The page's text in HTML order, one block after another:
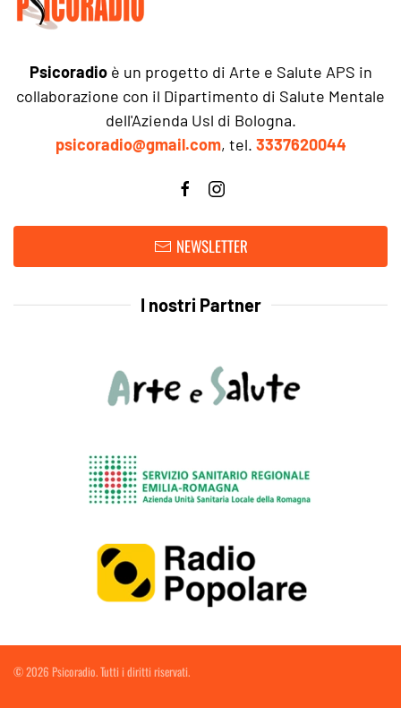
Psicoradioè un progetto di Arte e Salute APS in
collaborazione con il Dipartimento di Salute Mentale
dell'Azienda Usl di Bologna.
psicoradio@gmail.com, tel. 3337620044
NEWSLETTER
I nostri Partner
©2026 Psicoradio. Tutti i diritti riservati.